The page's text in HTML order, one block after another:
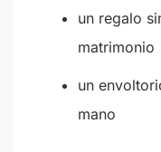
un regalo
matrimonio
un
mano